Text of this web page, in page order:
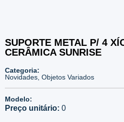
SUPORTE METAL P/ 4
CERÂMICA SUNRISE
Categoria:
Novidades Objetos Variados
Modelo:
Preço unitário: 0